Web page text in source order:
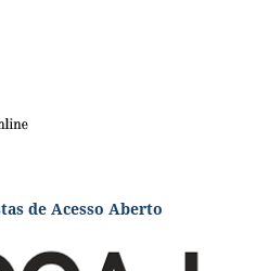
de Acesso Aberto